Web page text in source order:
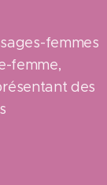
femmes
femme,
des